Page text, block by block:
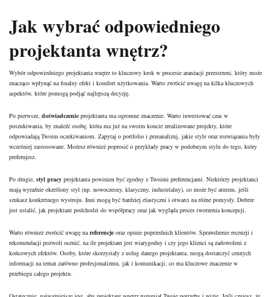
Jak wybrać odpowiedniego
projektanta wnętrz?
Wybór odpowiedniego projektanta wnętrz to kluczowy krok w procesie aranżacji przestrzeni, który może
znacząco wpłynąć na finalny efekt i komfort użytkowania. Warto zwrócić uwagę na kilka kluczowych
aspektów, które pomogą podjąć najlepszą decyzję.
Po pierwsze, doświadczenie projektanta ma ogromne znaczenie. Warto inwestować czas w
poszukiwania, by znaleźć osobę, która ma już na swoim koncie zrealizowane projekty, które
odpowiadają Twoim oczekiwaniom. Zapytaj o portfolio i przeanalizuj, jakie style oraz rozwiązania były
wcześniej zastosowane. Możesz również poprosić o przykłady pracy w podobnym stylu do tego, który
preferujesz.
Po drugie, styl pracy projektanta powinien być zgodny z Twoimi preferencjami. Niektórzy projektanci
mają wyraźnie określony styl (np. nowoczesny, klasyczny, industrialny), co może być atutem, jeśli
szukasz konkretnego wystroju. Inni mogą być bardziej elastyczni i otwarci na różne pomysły. Dobrze
jest ustalić, jak projektant podchodzi do współpracy oraz jak wygląda proces tworzenia koncepcji.
Warto również zwrócić uwagę nareferencje oraz opinie poprzednich klientów. Sprawdzenie recenzji i
rekomendacji pozwoli ocenić, na ile projektant jest wiarygodny i czy jego klienci są zadowoleni z
końcowych efektów. Osoby, które skorzystały z usług danego projektanta, mogą dostarczyć cennych
informacji na temat zarówno profesjonalizmu, jak i komunikacji, co ma kluczowe znaczenie w
przebiegu całego projektu.